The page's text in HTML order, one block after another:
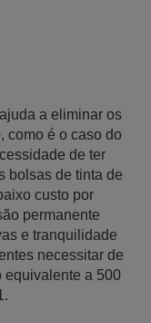
a eliminar os
como é o caso do
de ter
bolsas de tinta de
custo por
permanente
e tranquilidade
necessitar de
equivalente a 500